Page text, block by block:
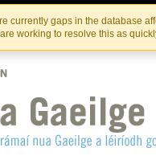
currently gaps in the database
working to resolve this as